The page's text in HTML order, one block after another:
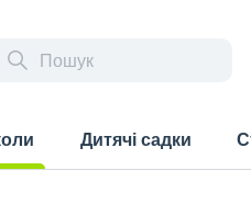
Дитячі садки